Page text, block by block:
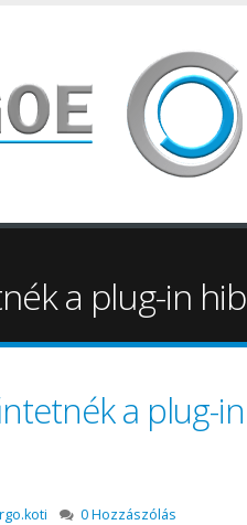
a plug-in
a plug-
0 Hozzászólás